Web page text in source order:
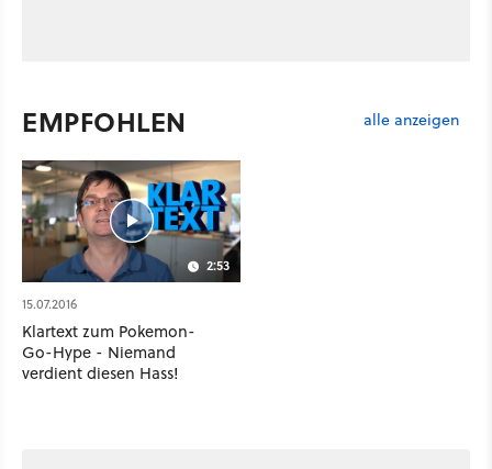
EMPFOHLEN alle anzeigen
2:53
15.07.2016
Klartext zum Pokemon-
Go-Hype - Niemand
verdient diesen Hass!